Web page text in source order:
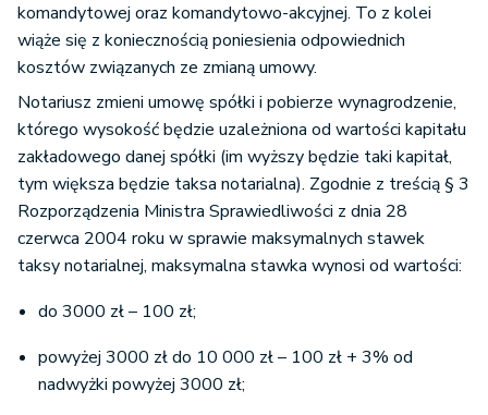
komandytowej oraz komandytowo-akcyjnej. To z kolei
wiąże się z koniecznością poniesienia odpowiednich
kosztów związanych ze zmianą umowy.
Notariusz zmieni umowę spółki i pobierze wynagrodzenie,
którego wysokość będzie uzależniona od wartości kapitału
zakładowego danej spółki (im wyższy będzie taki kapitał,
tym większa będzie taksa notarialna). Zgodnie z treścią § 3
Rozporządzenia Ministra Sprawiedliwości z dnia 28
czerwca 2004 roku w sprawie maksymalnych stawek
taksy notarialnej, maksymalna stawka wynosi od wartości:
do 3000 zł – 100 zł;
powyżej 3000 zł do 10 000 zł – 100 zł + 3% od
nadwyżki powyżej 3000 zł;